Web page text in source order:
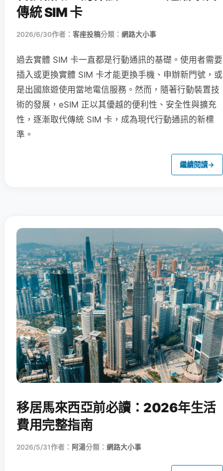
傳統 SIM 卡
2026/6/30作者： 客座投稿分類： 網路大小事
過去實體 SIM 卡一直都是行動通訊的基礎。使用者需要
插入或更換實體 SIM 卡才能更換手機、申辦新門號，或
是出國旅遊使用當地電信服務。然而，隨著行動裝置技
術的發展，eSIM 正以其優越的便利性、安全性與擴充
性，逐漸取代傳統 SIM 卡，成為現代行動通訊的新標
準。
繼續閱讀→
移居馬來西亞前必讀：2026年生活
費用完整指南
2026/5/31作者： 阿湯分類： 網路大小事